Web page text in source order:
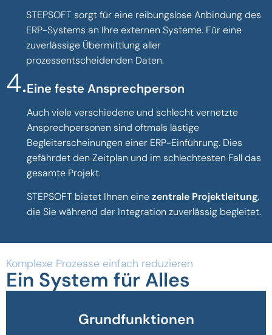
STEPSOFT sorgt für eine reibungslose Anbindung des
ERP-Systems an Ihre externen Systeme. Für eine
zuverlässige Übermittlung aller
prozessentscheidenden Daten.
Eine feste Ansprechperson
Auch viele verschiedene und schlecht vernetzte
Ansprechpersonen sind oftmals lästige
Begleiterscheinungen einer ERP-Einführung. Dies
gefährdet den Zeitplan und im schlechtesten Fall das
gesamte Projekt.
STEPSOFT bietet Ihnen einezentrale Projektleitung,
die Sie während der Integration zuverlässig begleitet.
Komplexe Prozesse einfach reduzieren
Ein System für Alles
Grundfunktionen